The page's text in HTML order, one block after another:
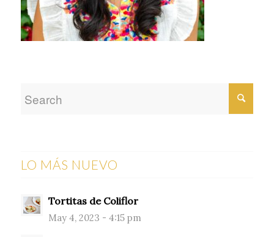
LO MÁS NUEVO
Tortitas de Coliflor
May 4, 2023 - 4:15 pm